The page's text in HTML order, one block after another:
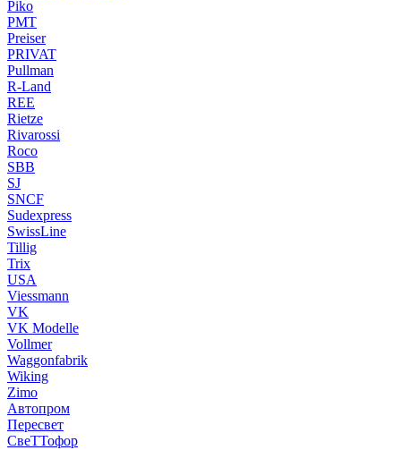
Piko
PMT
Preiser
PRIVAT
Pullman
R-Land
REE
Rietze
Rivarossi
Roco
SBB
SJ
SNCF
Sudexpress
SwissLine
Tillig
Trix
USA
Viessmann
VK
VK Modelle
Vollmer
Waggonfabrik
Wiking
Zimo
Автопром
Пересвет
СвеТТофор